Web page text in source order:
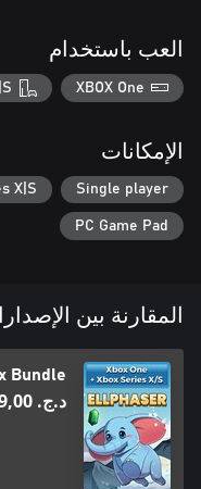
العب باستخدام
XBOX One
الإمكانات
Single player
X|S
PC Game Pad
المقارنة بين
Bundle
د.ج.‏ 859,00